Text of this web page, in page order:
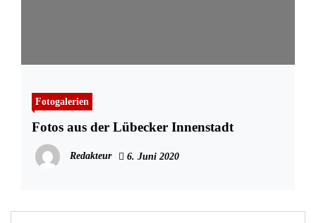
Fotogalerien
Fotos aus der Lübecker Innenstadt
Redakteur 6. Juni 2020